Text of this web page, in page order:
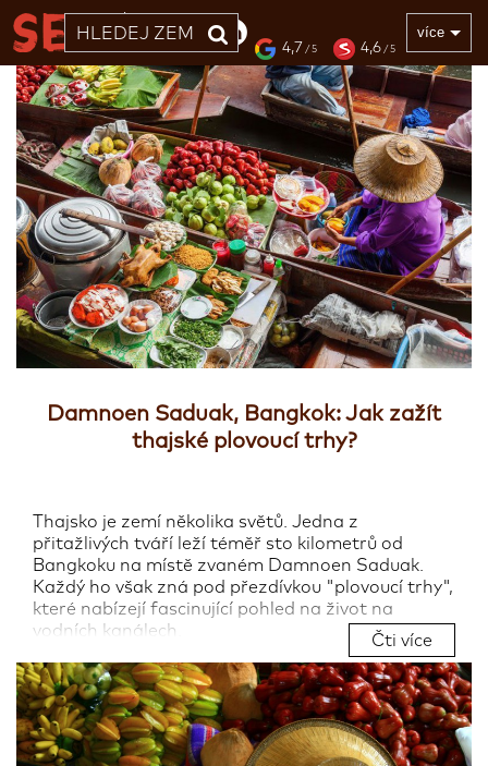
33 LET více
4,7 / 5 4,6 / 5
Damnoen Saduak, Bangkok: Jak zažít
thajské plovoucí trhy?
Thajsko je zemí několika světů. Jedna z
přitažlivých tváří leží téměř sto kilometrů od
Bangkoku na místě zvaném Damnoen Saduak.
Každý ho však zná pod přezdívkou "plovoucí trhy",
které nabízejí fascinující pohled na život na
vodních kanálech.
Autor:Tomáš Kubuš, průvodce CK SEN
26.03.2018
Čti více